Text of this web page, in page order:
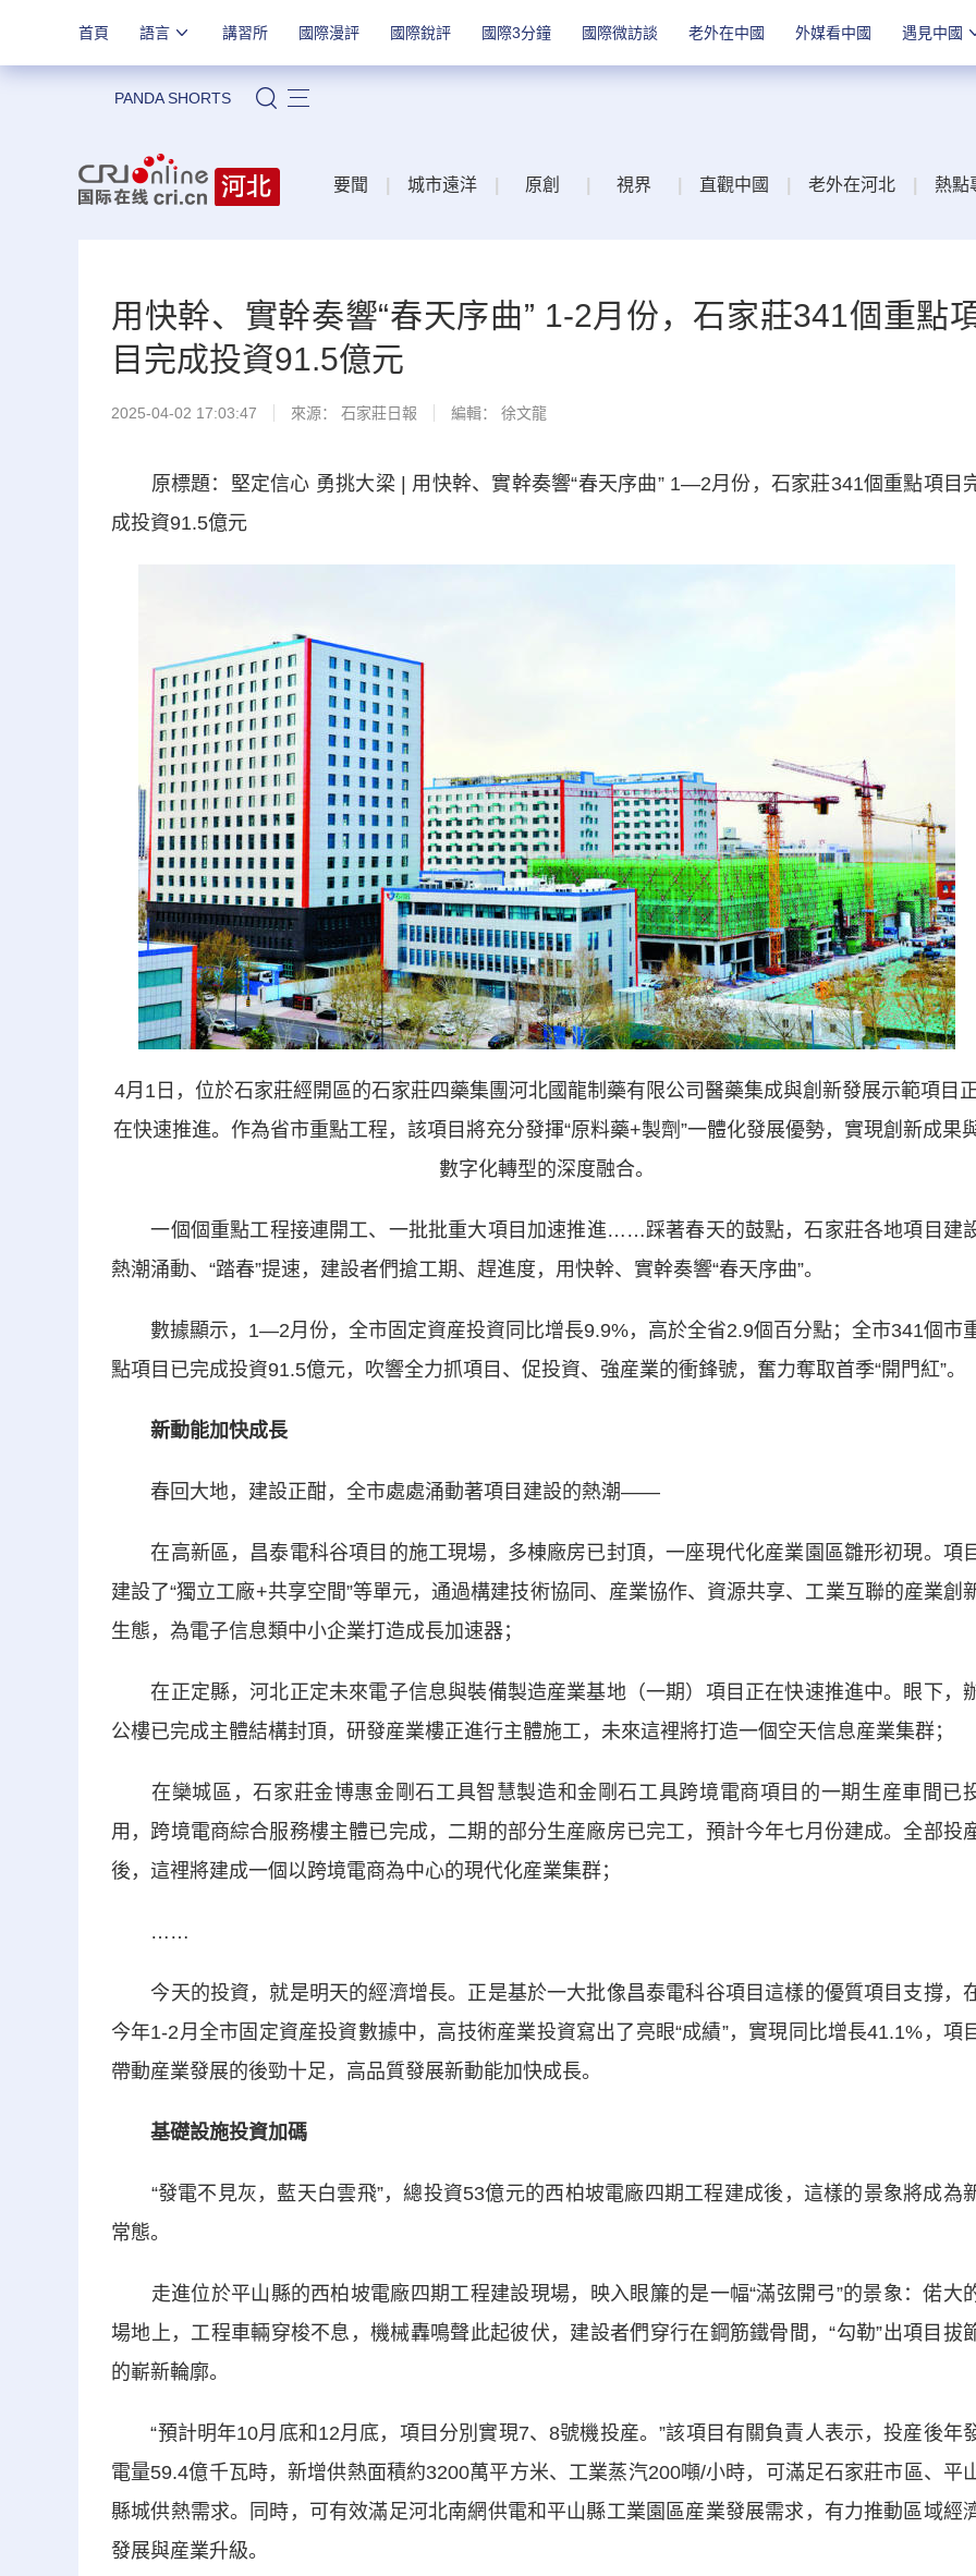
首頁 語言 講習所 國際漫評 國際銳評 國際3分鐘 國際微訪談 老外在中國 外媒看中國 遇見中國
PANDA SHORTS 站內搜索
要聞 城市遠洋 原創 視界 直觀中國 老外在河北 熱點
用快幹、實幹奏響“春天序曲” 1-2月份，石家莊341個重點
目完成投資91.5億元
2025-04-02 17:03:47 來源： 石家莊日報 編輯： 徐文龍
原標題：堅定信心 勇挑大梁 | 用快幹、實幹奏響“春天序曲” 1—2月份，石家莊341個重點項目
成投資91.5億元
4月1日，位於石家莊經開區的石家莊四藥集團河北國龍制藥有限公司醫藥集成與創新發展示範項目
在快速推進。作為省市重點工程，該項目將充分發揮“原料藥+製劑”一體化發展優勢，實現創新成果
數字化轉型的深度融合。
一個個重點工程接連開工、一批批重大項目加速推進……踩著春天的鼓點，石家莊各地項目建
熱潮涌動、“踏春”提速，建設者們搶工期、趕進度，用快幹、實幹奏響“春天序曲”。
數據顯示，1—2月份，全市固定資産投資同比增長9.9%，高於全省2.9個百分點；全市341個市
點項目已完成投資91.5億元，吹響全力抓項目、促投資、強産業的衝鋒號，奮力奪取首季“開門紅”。
新動能加快成長
春回大地，建設正酣，全市處處涌動著項目建設的熱潮——
在高新區，昌泰電科谷項目的施工現場，多棟廠房已封頂，一座現代化産業園區雛形初現。項
建設了“獨立工廠+共享空間”等單元，通過構建技術協同、産業協作、資源共享、工業互聯的産業創
生態，為電子信息類中小企業打造成長加速器；
在正定縣，河北正定未來電子信息與裝備製造産業基地（一期）項目正在快速推進中。眼下，
公樓已完成主體結構封頂，研發産業樓正進行主體施工，未來這裡將打造一個空天信息産業集群；
在欒城區，石家莊金博惠金剛石工具智慧製造和金剛石工具跨境電商項目的一期生産車間已
用，跨境電商綜合服務樓主體已完成，二期的部分生産廠房已完工，預計今年七月份建成。全部投
後，這裡將建成一個以跨境電商為中心的現代化産業集群；
……
今天的投資，就是明天的經濟增長。正是基於一大批像昌泰電科谷項目這樣的優質項目支撐，
今年1-2月全市固定資産投資數據中，高技術産業投資寫出了亮眼“成績”，實現同比增長41.1%，項
帶動産業發展的後勁十足，高品質發展新動能加快成長。
基礎設施投資加碼
“發電不見灰，藍天白雲飛”，總投資53億元的西柏坡電廠四期工程建成後，這樣的景象將成為
常態。
走進位於平山縣的西柏坡電廠四期工程建設現場，映入眼簾的是一幅“滿弦開弓”的景象：偌大
場地上，工程車輛穿梭不息，機械轟鳴聲此起彼伏，建設者們穿行在鋼筋鐵骨間，“勾勒”出項目拔
的嶄新輪廓。
“預計明年10月底和12月底，項目分別實現7、8號機投産。”該項目有關負責人表示，投産後年
電量59.4億千瓦時，新增供熱面積約3200萬平方米、工業蒸汽200噸/小時，可滿足石家莊市區、平
縣城供熱需求。同時，可有效滿足河北南網供電和平山縣工業園區産業發展需求，有力推動區域經
發展與産業升級。